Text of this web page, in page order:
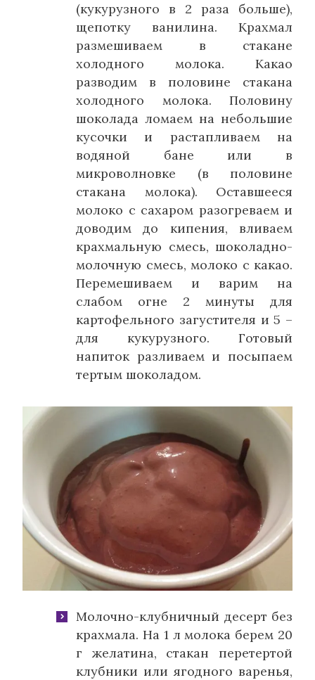
(кукурузного в 2 раза больше),
щепотку ванилина. Крахмал
размешиваем в стакане
холодного молока. Какао
разводим в половине стакана
холодного молока. Половину
шоколада ломаем на небольшие
кусочки и растапливаем на
водяной бане или в
микроволновке (в половине
стакана молока). Оставшееся
молоко с сахаром разогреваем и
доводим до кипения, вливаем
крахмальную смесь, шоколадно-
молочную смесь, молоко с какао.
Перемешиваем и варим на
слабом огне 2 минуты для
картофельного загустителя и 5 –
для кукурузного. Готовый
напиток разливаем и посыпаем
тертым шоколадом.
Молочно-клубничный десерт без
крахмала. На 1 л молока берем 20
г желатина, стакан перетертой
клубники или ягодного варенья,